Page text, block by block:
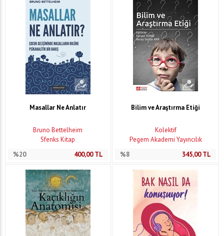
Masallar Ne Anlatır
Bruno Bettelheim
Sfenks Kitap
%20
400,00TL
Bilim ve Araştırma Etiği
Kolektif
Pegem Akademi Yayıncılık
%8
345,00TL